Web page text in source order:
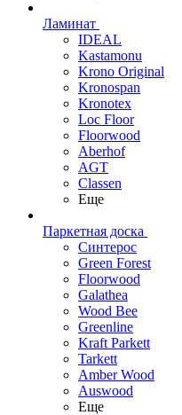
Ламинат
IDEAL
Kastamonu
Krono Original
Kronospan
Kronotex
Loc Floor
Floorwood
Aberhof
AGT
Classen
Еще
Паркетная доска
Синтерос
Green Forest
Floorwood
Galathea
Wood Bee
Greenline
Kraft Parkett
Tarkett
Amber Wood
Auswood
Еще